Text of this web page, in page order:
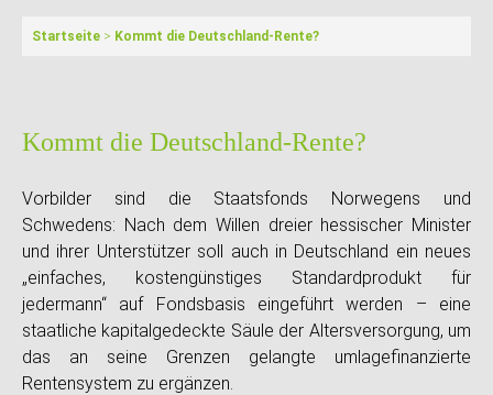
Startseite > Kommt die Deutschland-Rente?
Kommt die Deutschland-Rente?
Vorbilder sind die Staatsfonds Norwegens und
Schwedens: Nach dem Willen dreier hessischer Minister
und ihrer Unterstützer soll auch in Deutschland ein neues
„einfaches, kostengünstiges Standardprodukt für
jedermann“ auf Fondsbasis eingeführt werden – eine
staatliche kapitalgedeckte Säule der Altersversorgung, um
das an seine Grenzen gelangte umlagefinanzierte
Rentensystem zu ergänzen.